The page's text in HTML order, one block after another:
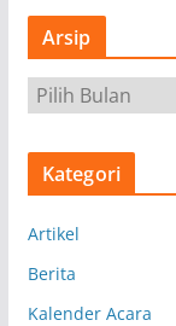
Arsip
r
s
Kategori
Artikel
Berita
Kalender Acara